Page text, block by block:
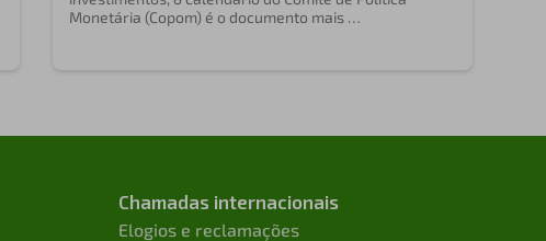
Monetária (Copom) é o documento mais …
Chamadas internacionais
Elogios e reclamações